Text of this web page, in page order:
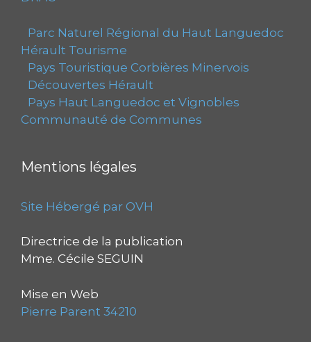
Parc Naturel Régional du Haut Languedoc
Hérault Tourisme
Pays Touristique Corbières Minervois
Découvertes Hérault
Pays Haut Languedoc et Vignobles
Communauté de Communes
Mentions légales
Site Hébergé par OVH
Directrice de la publication
Mme. Cécile SEGUIN
Mise en Web
Pierre Parent 34210